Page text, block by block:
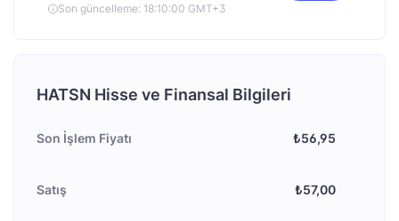
Son güncelleme: 18:10:00 GMT+3
HATSN Hisse ve Finansal Bilgileri
Son İşlem Fiyatı ₺56,95
Satış ₺57,00